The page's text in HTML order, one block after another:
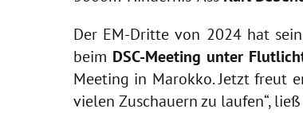
Der EM-Dritte von 2024 hat
beim DSC-Meeting unter
Meeting in Marokko. Jetzt freut
vielen Zuschauern zu laufen“,